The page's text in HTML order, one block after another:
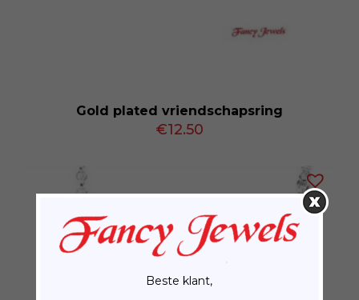
Gold plated vriendschapsring
€12.50
Beste klant,